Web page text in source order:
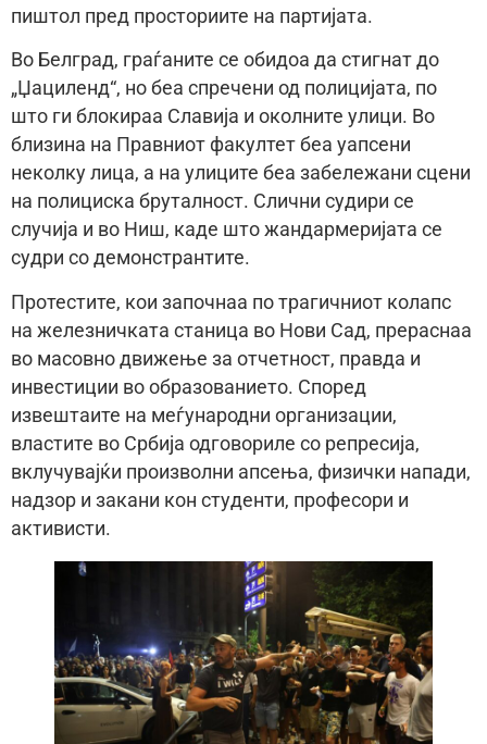
пиштол пред просториите на партијата.
Во Белград, граѓаните се обидоа да стигнат до
„Џациленд“, но беа спречени од полицијата, по
што ги блокираа Славија и околните улици. Во
близина на Правниот факултет беа уапсени
неколку лица, а на улиците беа забележани сцени
на полициска бруталност. Слични судири се
случија и во Ниш, каде што жандармеријата се
судри со демонстрантите.
Протестите, кои започнаа по трагичниот колапс
на железничката станица во Нови Сад, прераснаа
во масовно движење за отчетност, правда и
инвестиции во образованието. Според
извештаите на меѓународни организации,
властите во Србија одговориле со репресија,
вклучувајќи произволни апсења, физички напади,
надзор и закани кон студенти, професори и
активисти.